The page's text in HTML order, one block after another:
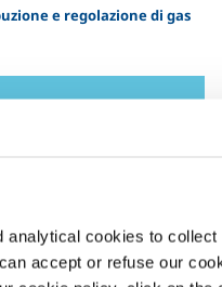
analytical cookies to
accept or refuse our
e regolazione di gas